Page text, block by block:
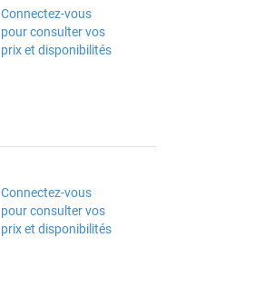
Connectez-vous
pour consulter vos
prix et disponibilités
Connectez-vous
pour consulter vos
prix et disponibilités